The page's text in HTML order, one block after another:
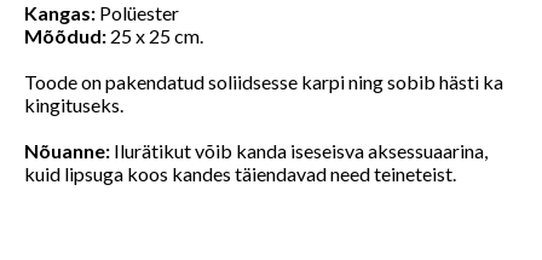
Kangas: Polüester
Mõõdud: 25 x 25 cm.
Toode on pakendatud soliidsesse karpi ning sobib hästi ka
kingituseks.
Nõuanne: Ilurätikut võib kanda iseseisva aksessuaarina,
kuid lipsuga koos kandes täiendavad need teineteist.